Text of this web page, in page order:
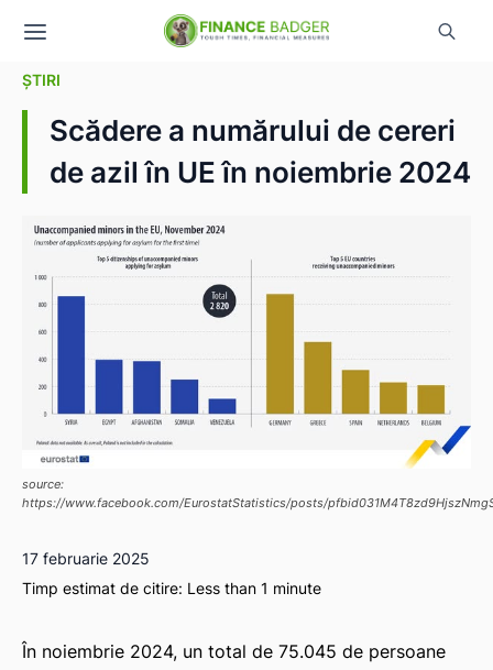
ȘTIRI
Scădere a numărului de cereri
de azil în UE în noiembrie 2024
source:
https://www.facebook.com/EurostatStatistics/posts/
17 februarie 2025
Timp estimat de citire: Less than 1 minute
În noiembrie 2024, un total de 75.045 de persoane